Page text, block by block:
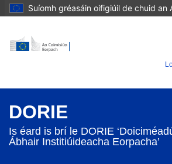
Suíomh gréasáin oifigiúil de chuid an
DORIE
Is éard is brí le DORIE
Ábhair Institiúideacha Eorpacha’